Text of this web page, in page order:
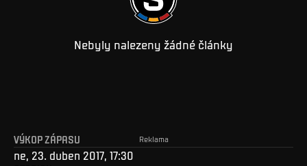
Nebyly nalezeny žádné články
Reklama
VÝKOP ZÁPASU
ne, 23. duben 2017, 17:30